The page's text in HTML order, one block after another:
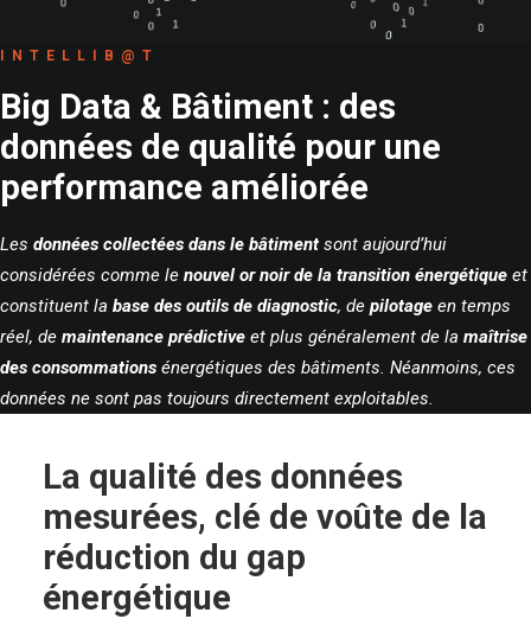
INTELLIB@T
Big Data & Bâtiment : des
données de qualité pour une
performance améliorée
Les données collectées dans le bâtiment sont aujourd’hui
considérées comme le nouvel or noir de la transition énergétique et
constituent la base des outils de diagnostic, de pilotage en temps
réel, de maintenance prédictive et plus généralement de la maîtrise
des consommations énergétiques des bâtiments. Néanmoins, ces
données ne sont pas toujours directement exploitables.
La qualité des données
mesurées, clé de voûte de la
réduction du gap
énergétique